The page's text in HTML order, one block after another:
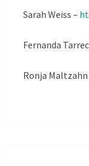
Sarah Weiss –
Fernanda
Ronja Maltzahn